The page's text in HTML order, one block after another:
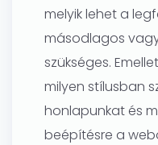
melyik lehet a
másodlagos
szükséges.
milyen stílusban
honlapunkat és
beépítésre a